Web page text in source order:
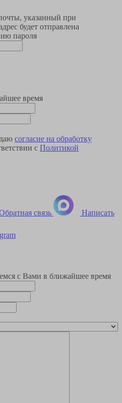
указанный при
будет отправлена
пароля
время
согласие на обработку
с Политикой
связь Написать
с Вами в ближайшее время